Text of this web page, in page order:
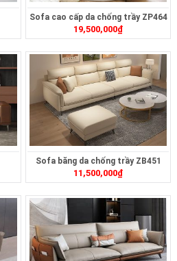
Sofa cao cấp da chống trầy ZP464
19,500,000₫
Sofa băng da chống trầy ZB451
11,500,000₫